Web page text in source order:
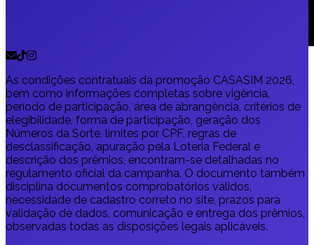
As condições contratuais da promoção CASASIM 2026,
bem como informações completas sobre vigência,
período de participação, área de abrangência, critérios de
elegibilidade, forma de participação, geração dos
Números da Sorte, limites por CPF, regras de
desclassificação, apuração pela Loteria Federal e
descrição dos prêmios, encontram-se detalhadas no
regulamento oficial da campanha. O documento também
disciplina documentos comprobatórios válidos,
necessidade de cadastro correto no site, prazos para
validação de dados, comunicação e entrega dos prêmios,
observadas todas as disposições legais aplicáveis.